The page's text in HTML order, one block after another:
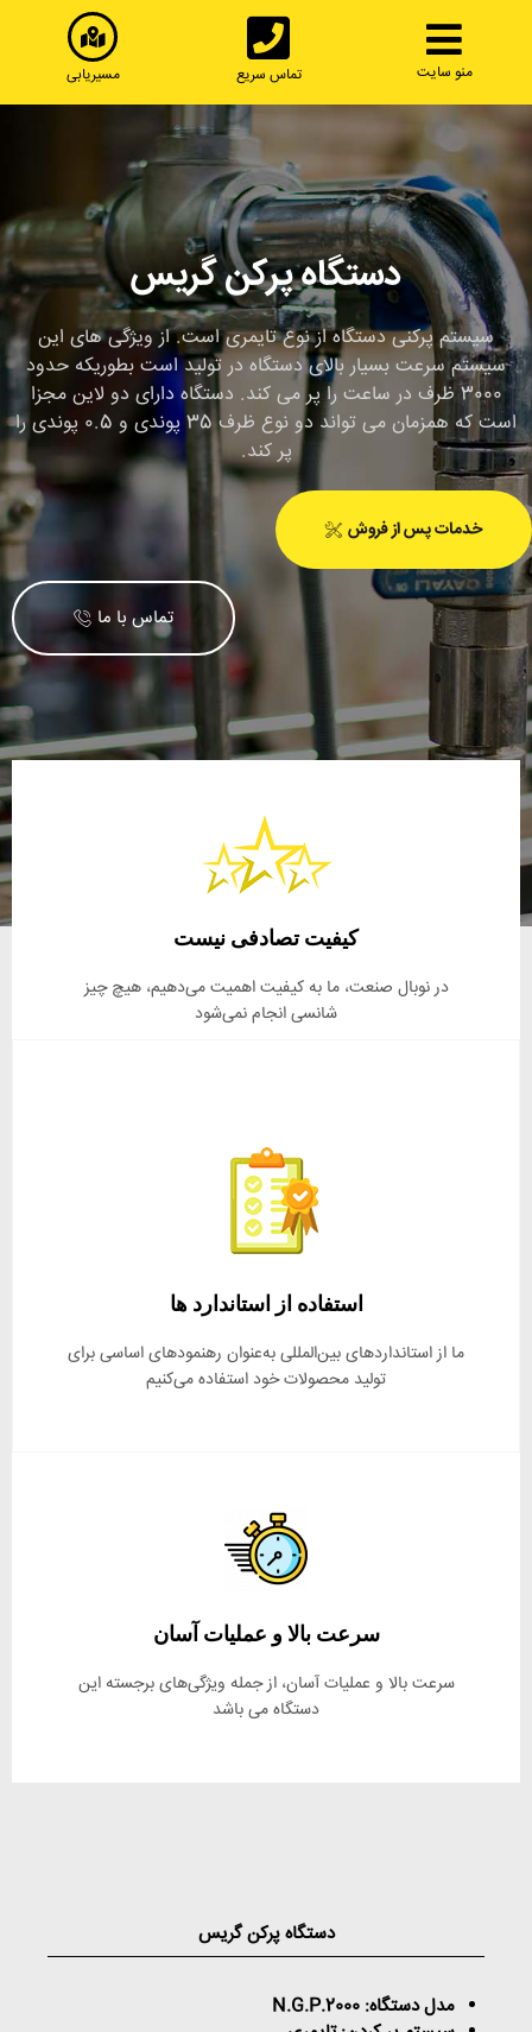
منو سایت تماس سریع مسیریابی
دستگاه پرکن گریس
سیستم پرکنی دستگاه از نوع تایمری است. از ویژگی های این
سیستم سرعت بسیار بالای دستگاه در تولید است بطوریکه حدود
3000 ظرف در ساعت را پر می کند. دستگاه دارای دو لاین مجزا
است که همزمان می تواند دو نوع ظرف 35 پوندی و 0.5 پوندی را
پر کند.
خدمات پس از فروش
تماس با ما
کیفیت تصادفی نیست
در نوبال صنعت، ما به کیفیت اهمیت می‌دهیم، هیچ چیز
شانسی انجام نمی‌شود
استفاده از استاندارد ها
ما از استانداردهای بین‌المللی به‌عنوان رهنمودهای اساسی برای
تولید محصولات خود استفاده می‌کنیم
سرعت بالا و عملیات آسان
سرعت بالا و عملیات آسان، از جمله ویژگی‌های برجسته این
دستگاه می باشد
دستگاه پرکن گریس
مدل دستگاه: N.G.P.2000